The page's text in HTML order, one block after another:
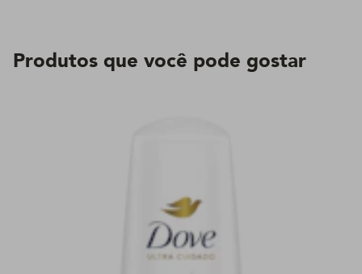
Produtos que você pode gostar